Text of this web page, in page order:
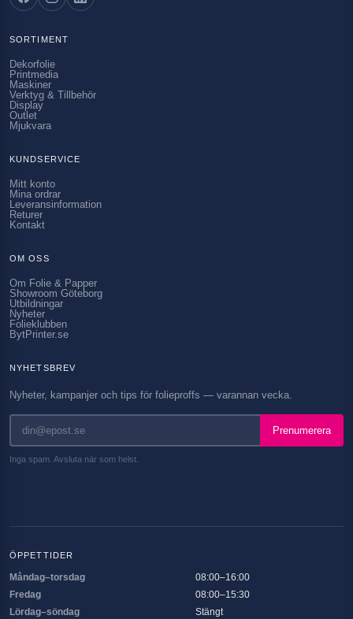
SORTIMENT
Dekorfolie
Printmedia
Maskiner
Verktyg & Tillbehör
Display
Outlet
Mjukvara
KUNDSERVICE
Mitt konto
Mina ordrar
Leveransinformation
Returer
Kontakt
OM OSS
Om Folie & Papper
Showroom Göteborg
Utbildningar
Nyheter
Folieklubben
BytPrinter.se
NYHETSBREV
Nyheter, kampanjer och tips för folieproffs — varannan vecka.
Prenumerera
Inga spam. Avsluta när som helst.
ÖPPETTIDER
Måndag–torsdag
08:00–16:00
Fredag
08:00–15:30
Lördag–söndag
Stängt